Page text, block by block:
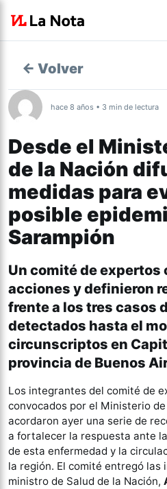
← Volver
hace 8 años • 3 min de lectura
Desde el
de la Nación
medidas para
posible
Sarampión
Un comité de expertos
acciones y definieron
frente a los tres casos
detectados hasta el
circunscriptos en
provincia de Buenos
Los integrantes del comité de
convocados por el Ministerio
acordaron ayer una serie de
a fortalecer la respuesta ante
de esta enfermedad y la
la región. El comité entregó las
ministro de Salud de la Nación,